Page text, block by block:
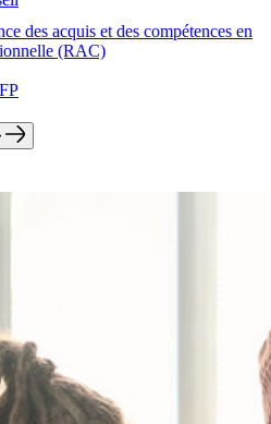
des acquis et des compétences en
(RAC)